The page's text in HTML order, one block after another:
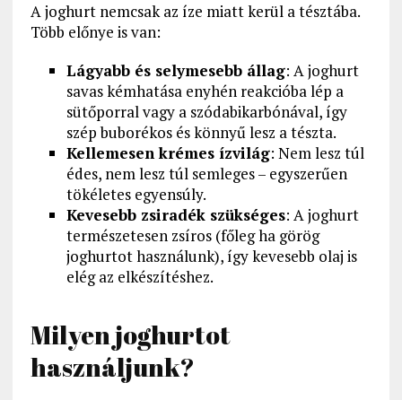
A joghurt nemcsak az íze miatt kerül a tésztába.
Több előnye is van:
Lágyabb és selymesebb állag: A joghurt
savas kémhatása enyhén reakcióba lép a
sütőporral vagy a szódabikarbónával, így
szép buborékos és könnyű lesz a tészta.
Kellemesen krémes ízvilág: Nem lesz túl
édes, nem lesz túl semleges – egyszerűen
tökéletes egyensúly.
Kevesebb zsiradék szükséges: A joghurt
természetesen zsíros (főleg ha görög
joghurtot használunk), így kevesebb olaj is
elég az elkészítéshez.
Milyen joghurtot
használjunk?